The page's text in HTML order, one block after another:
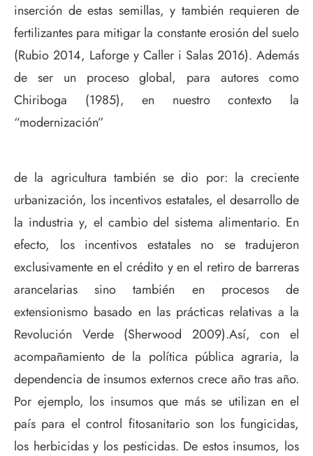
inserción de estas semillas, y también requieren de
fertilizantes para mitigar la constante erosión del suelo
(Rubio 2014, Laforge y Caller i Salas 2016). Además
de ser un proceso global, para autores como
Chiriboga (1985), en nuestro contexto la
“modernización”
de la agricultura también se dio por: la creciente
urbanización, los incentivos estatales, el desarrollo de
la industria y, el cambio del sistema alimentario. En
efecto, los incentivos estatales no se tradujeron
exclusivamente en el crédito y en el retiro de barreras
arancelarias sino también en procesos de
extensionismo basado en las prácticas relativas a la
Revolución Verde (Sherwood 2009).Así, con el
acompañamiento de la política pública agraria, la
dependencia de insumos externos crece año tras año.
Por ejemplo, los insumos que más se utilizan en el
país para el control fitosanitario son los fungicidas,
los herbicidas y los pesticidas. De estos insumos, los